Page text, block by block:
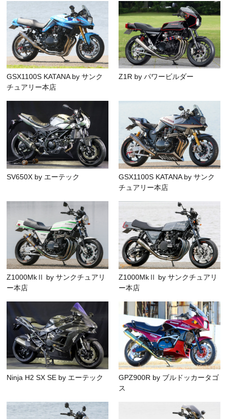
GSX1100S KATANA by サンク
チュアリー本店
Z1R by パワービルダー
SV650X by エーテック
GSX1100S KATANA by サンク
チュアリー本店
Z1000MkⅡ by サンクチュアリ
ー本店
Z1000MkⅡ by サンクチュアリ
ー本店
Ninja H2 SX SE by エーテック
GPZ900R by ブルドッカータゴ
ス